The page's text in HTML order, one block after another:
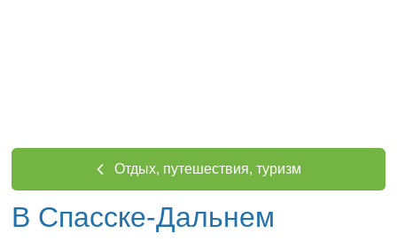
Отдых, путешествия, туризм
В Спасске-Дальнем